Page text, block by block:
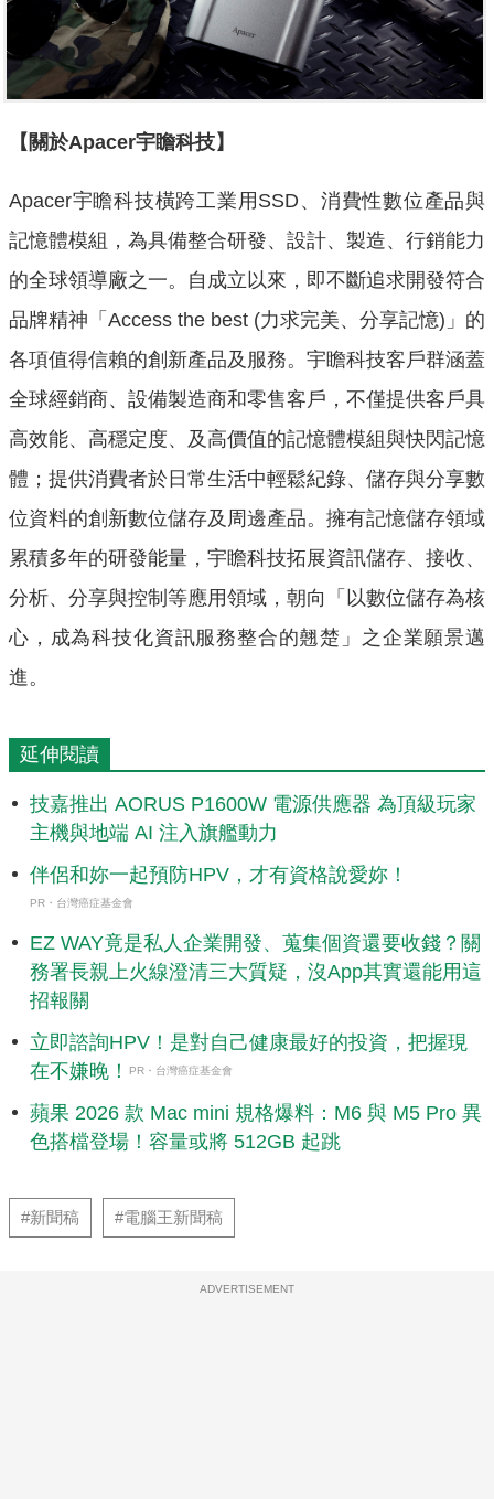
【關於Apacer宇瞻科技】
Apacer宇瞻科技橫跨工業用SSD、消費性數位產品與
記憶體模組，為具備整合研發、設計、製造、行銷能力
的全球領導廠之一。自成立以來，即不斷追求開發符合
品牌精神「Access the best (力求完美、分享記憶)」的
各項值得信賴的創新產品及服務。宇瞻科技客戶群涵蓋
全球經銷商、設備製造商和零售客戶，不僅提供客戶具
高效能、高穩定度、及高價值的記憶體模組與快閃記憶
體；提供消費者於日常生活中輕鬆紀錄、儲存與分享數
位資料的創新數位儲存及周邊產品。擁有記憶儲存領域
累積多年的研發能量，宇瞻科技拓展資訊儲存、接收、
分析、分享與控制等應用領域，朝向「以數位儲存為核
心，成為科技化資訊服務整合的翹楚」之企業願景邁
進。
延伸閱讀
技嘉推出 AORUS P1600W 電源供應器 為頂級玩家
主機與地端 AI 注入旗艦動力
伴侶和妳一起預防HPV，才有資格說愛妳！
PR・台灣癌症基金會
EZ WAY竟是私人企業開發、蒐集個資還要收錢？關
務署長親上火線澄清三大質疑，沒App其實還能用這
招報關
立即諮詢HPV！是對自己健康最好的投資，把握現
在不嫌晚！
PR・台灣癌症基金會
蘋果 2026 款 Mac mini 規格爆料：M6 與 M5 Pro 異
色搭檔登場！容量或將 512GB 起跳
#新聞稿 #電腦王新聞稿
ADVERTISEMENT